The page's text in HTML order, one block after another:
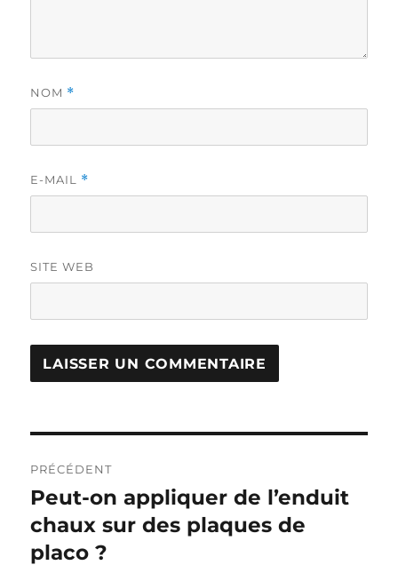
NOM *
E-MAIL *
SITE WEB
de
l’article
PRÉCÉDENT
Publication
précédente :
Peut-on appliquer de l’enduit
chaux sur des plaques de
placo ?